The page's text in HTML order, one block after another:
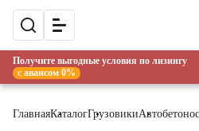
Получите выгодные условия по лизингу
с авансом 0%
ГлавнаяКаталогГрузовики